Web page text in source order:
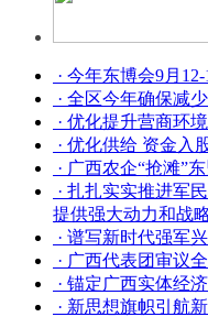
· 今年东博会9月
· 全区今年确保减
· 优化提升营商环
· 优化供给 资金入
· 广西农企“抢滩”
· 扎扎实实推进军
提供强大动力和战
· 谱写新时代强军
· 广西代表团审议
· 锚定广西实体经
· 新思想旗帜引航